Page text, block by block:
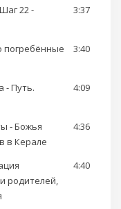
22 -
3:37
погребённые
3:40
- Путь.
4:09
- Божья
в Керале
4:36
родителей,
4:40